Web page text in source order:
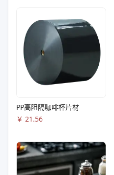
PP高阻隔咖啡杯片材
￥ 21.56